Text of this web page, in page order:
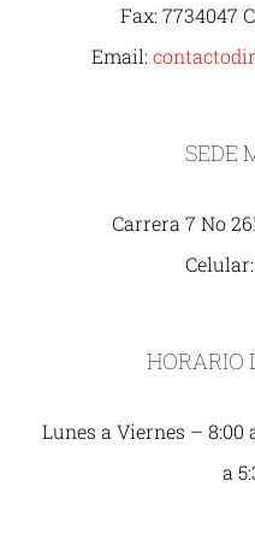
Fax: 7734047
Email:
SEDE
Carrera 7 No
Celular:
HORARIO
Lunes a Viernes – 8:00
a